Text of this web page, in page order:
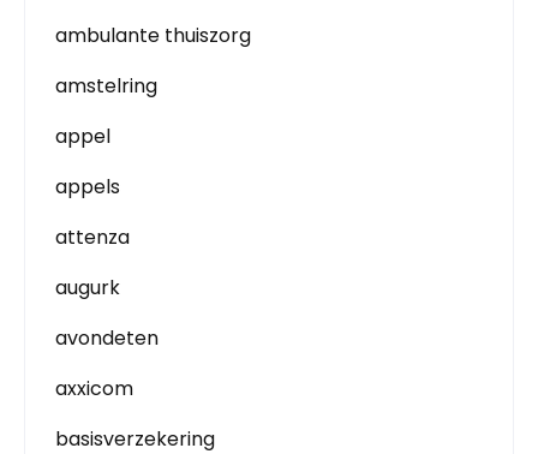
ambulante thuiszorg
amstelring
appel
appels
attenza
augurk
avondeten
axxicom
basisverzekering